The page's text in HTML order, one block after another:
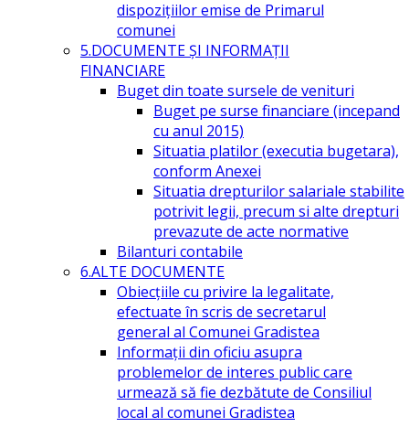
dispozițiilor emise de Primarul
comunei
5.DOCUMENTE ŞI INFORMAŢII
FINANCIARE
Buget din toate sursele de venituri
Buget pe surse financiare (incepand
cu anul 2015)
Situatia platilor (executia bugetara),
conform Anexei
Situatia drepturilor salariale stabilite
potrivit legii, precum si alte drepturi
prevazute de acte normative
Bilanturi contabile
6.ALTE DOCUMENTE
Obiecțiile cu privire la legalitate,
efectuate în scris de secretarul
general al Comunei Gradistea
Informații din oficiu asupra
problemelor de interes public care
urmează să fie dezbătute de Consiliul
local al comunei Gradistea